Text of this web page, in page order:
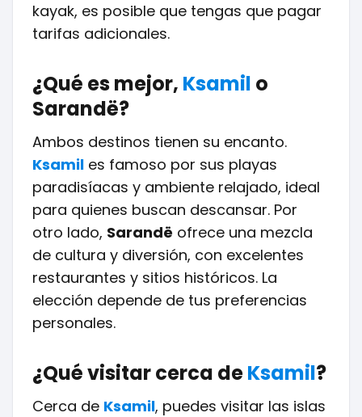
kayak, es posible que tengas que pagar
tarifas adicionales.
¿Qué es mejor, Ksamil o
Sarandë?
Ambos destinos tienen su encanto.
Ksamil es famoso por sus playas
paradisíacas y ambiente relajado, ideal
para quienes buscan descansar. Por
otro lado, Sarandë ofrece una mezcla
de cultura y diversión, con excelentes
restaurantes y sitios históricos. La
elección depende de tus preferencias
personales.
¿Qué visitar cerca deKsamil?
Cerca de Ksamil, puedes visitar las islas